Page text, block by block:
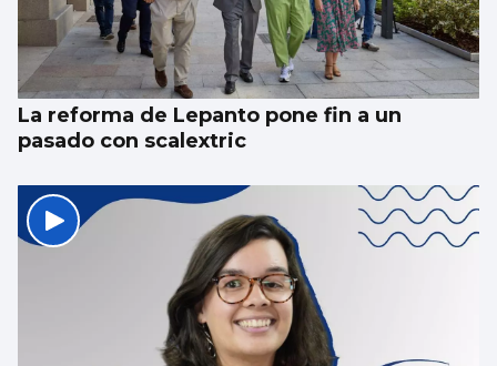
La reforma de Lepanto pone fin a un
pasado con scalextric